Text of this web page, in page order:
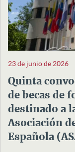
23 de junio de 2026
Quinta
de becas de
destinado a
Asociación
Española